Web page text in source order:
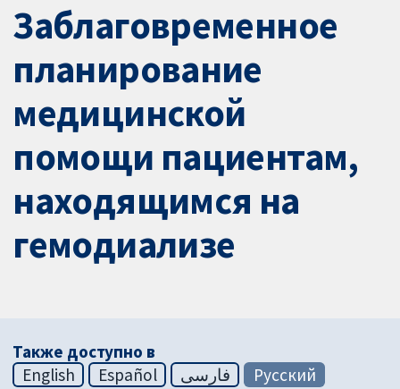
Заблаговременное
планирование
медицинской
помощи пациентам,
находящимся на
гемодиализе
Также доступно в
English
Español فارسی
Русский